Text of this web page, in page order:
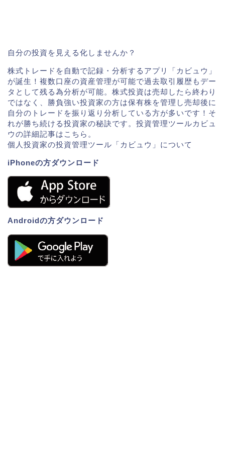
自分の投資を見える化しませんか？
株式トレードを自動で記録・分析するアプリ「カビュウ」
が誕生！複数口座の資産管理が可能で過去取引履歴もデー
タとして残る為分析が可能。株式投資は売却したら終わり
ではなく、勝負強い投資家の方は保有株を管理し売却後に
自分のトレードを振り返り分析している方が多いです！そ
れが勝ち続ける投資家の秘訣です。投資管理ツールカビュ
ウの詳細記事はこちら。
個人投資家の投資管理ツール「カビュウ」について
iPhoneの方ダウンロード
Androidの方ダウンロード